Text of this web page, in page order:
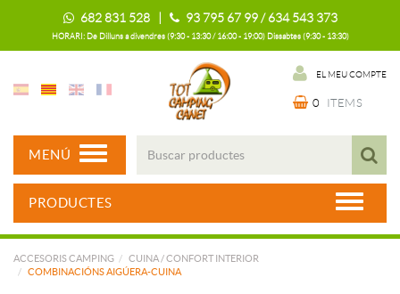
682 831 528 | 93 795 67 99 / 634 543 373
HORARI: De Dilluns a divendres (9:30 - 13:30 / 16:00 - 19:00) Dissabtes (9:30 - 13:30)
EL MEU COMPTE
0 ITEMS
MENÚ
PRODUCTES
ACCESORIS CAMPING
CUINA / CONFORT INTERIOR
COMBINACIÓNS AIGÚERA-CUINA